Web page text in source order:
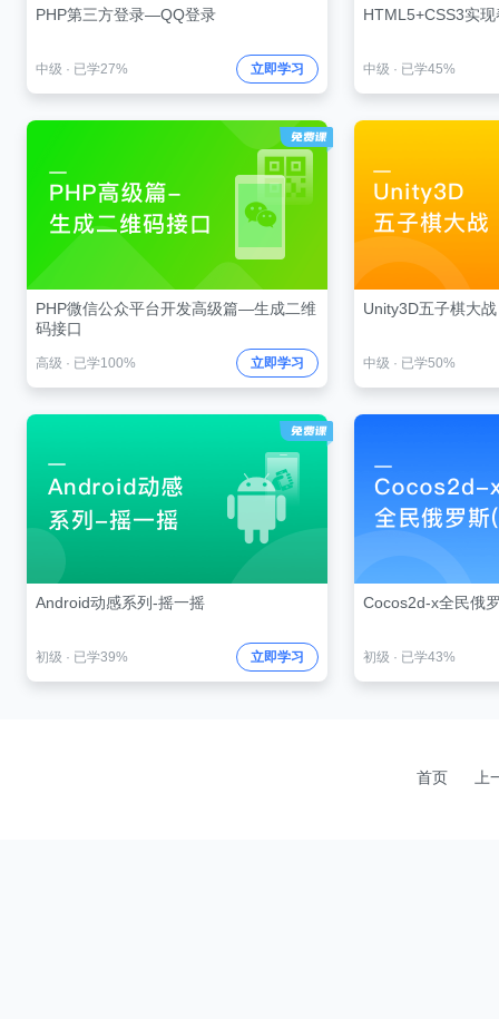
PHP第三方登录—QQ登录
中级 · 已学27% 立即学习
HTML5+CSS3实
中级 · 已学45%
PHP微信公众平台开发高级篇—生成二维
码接口
高级 · 已学100% 立即学习
Unity3D五子棋大战
中级 · 已学50%
Android动感系列-摇一摇
初级 · 已学39% 立即学习
Cocos2d-x全民俄
初级 · 已学43%
首页 上